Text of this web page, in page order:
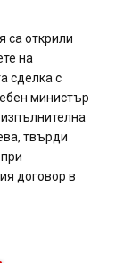
са открили
на
сделка с
министър
твърди
договор в